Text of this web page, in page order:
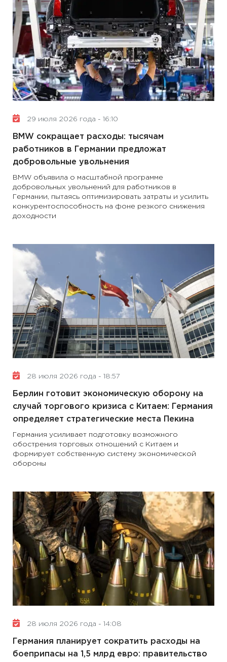
29 июля 2026 года - 16:10
BMW сокращает расходы: тысячам
работников в Германии предложат
добровольные увольнения
BMW объявила о масштабной программе
добровольных увольнений для работников в
Германии, пытаясь оптимизировать затраты и усилить
конкурентоспособность на фоне резкого снижения
доходности
28 июля 2026 года - 18:57
Берлин готовит экономическую оборону на
случай торгового кризиса с Китаем: Германия
определяет стратегические места Пекина
Германия усиливает подготовку возможного
обострения торговых отношений с Китаем и
формирует собственную систему экономической
обороны
28 июля 2026 года - 14:08
Германия планирует сократить расходы на
боеприпасы на 1,5 млрд евро: правительство